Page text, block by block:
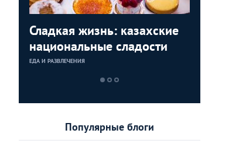
Сладкая жизнь: казахские
национальные сладости
ЕДА И РАЗВЛЕЧЕНИЯ
Популярные блоги